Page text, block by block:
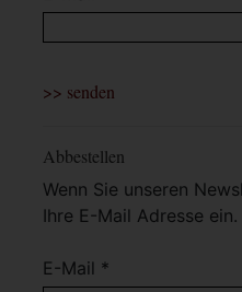
Abbestellen
Wenn Sie unseren
Ihre E-Mail Adresse ein.
E-Mail *